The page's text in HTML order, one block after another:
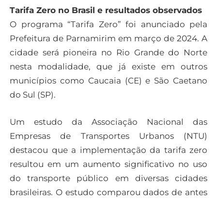
Tarifa Zero no Brasil e resultados observados
O programa “Tarifa Zero” foi anunciado pela
Prefeitura de Parnamirim em março de 2024. A
cidade será pioneira no Rio Grande do Norte
nesta modalidade, que já existe em outros
municípios como Caucaia (CE) e São Caetano
do Sul (SP).
Um estudo da Associação Nacional das
Empresas de Transportes Urbanos (NTU)
destacou que a implementação da tarifa zero
resultou em um aumento significativo no uso
do transporte público em diversas cidades
brasileiras. O estudo comparou dados de antes